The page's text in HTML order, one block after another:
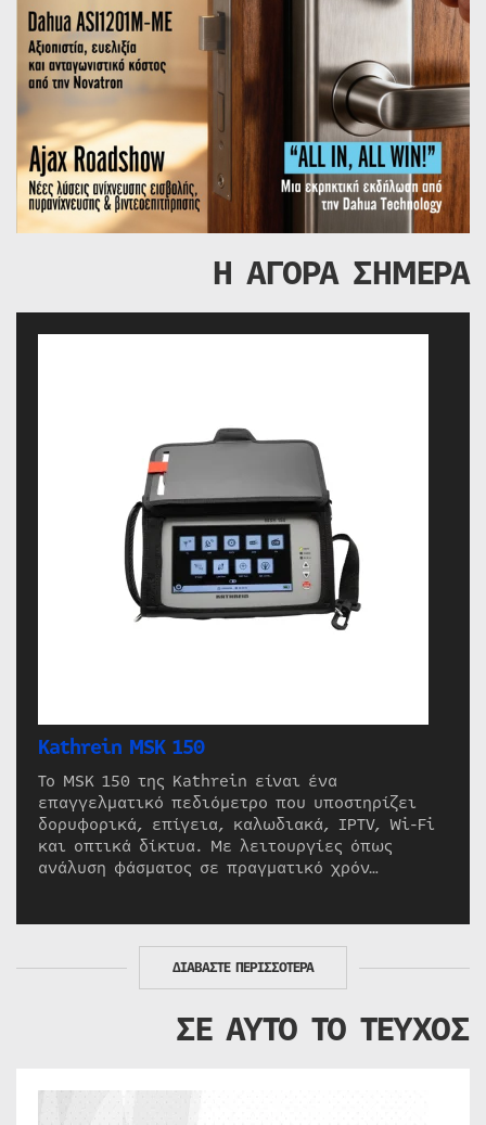
Η ΑΓΟΡΑ ΣΗΜΕΡΑ
Kathrein MSK 150
Το MSK 150 της Kathrein είναι ένα
επαγγελματικό πεδιόμετρο που υποστηρίζει
δορυφορικά, επίγεια, καλωδιακά, IPTV, Wi-Fi
και οπτικά δίκτυα. Με λειτουργίες όπως
ανάλυση φάσματος σε πραγματικό χρόν…
ΔΙΑΒΑΣΤΕ ΠΕΡΙΣΣΟΤΕΡΑ
ΣΕ ΑΥΤΟ ΤΟ ΤΕΥΧΟΣ